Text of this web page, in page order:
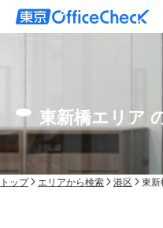
東新橋エリア
トップ エリアから検索 港区 東新